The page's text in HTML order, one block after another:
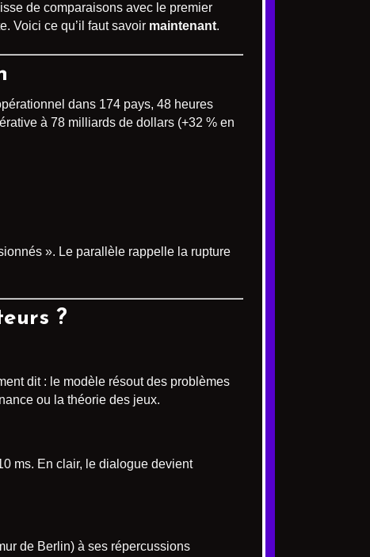
de comparaisons avec le premier
Voici ce qu’il faut savoir maintenant.
dans 174 pays, 48 heures
à 78 milliards de dollars (+32 % en
». Le parallèle rappelle la rupture
?
dit : le modèle résout des problèmes
ou la théorie des jeux.
ms. En clair, le dialogue devient
de Berlin) à ses répercussions